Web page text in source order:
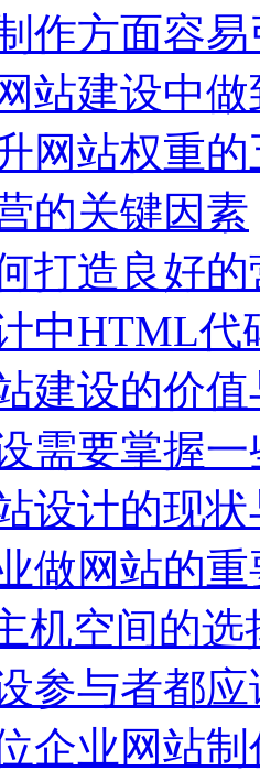
作方面容
站建设中
网站权重
的关键因素
打造良好
中HTML代
建设的价
需要掌握
设计的现
做网站的重
机空间的选
参与者都
企业网站